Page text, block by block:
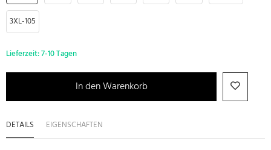
3XL-105
Lieferzeit:7-10 Tagen
In den Warenkorb
DETAILS EIGENSCHAFTEN